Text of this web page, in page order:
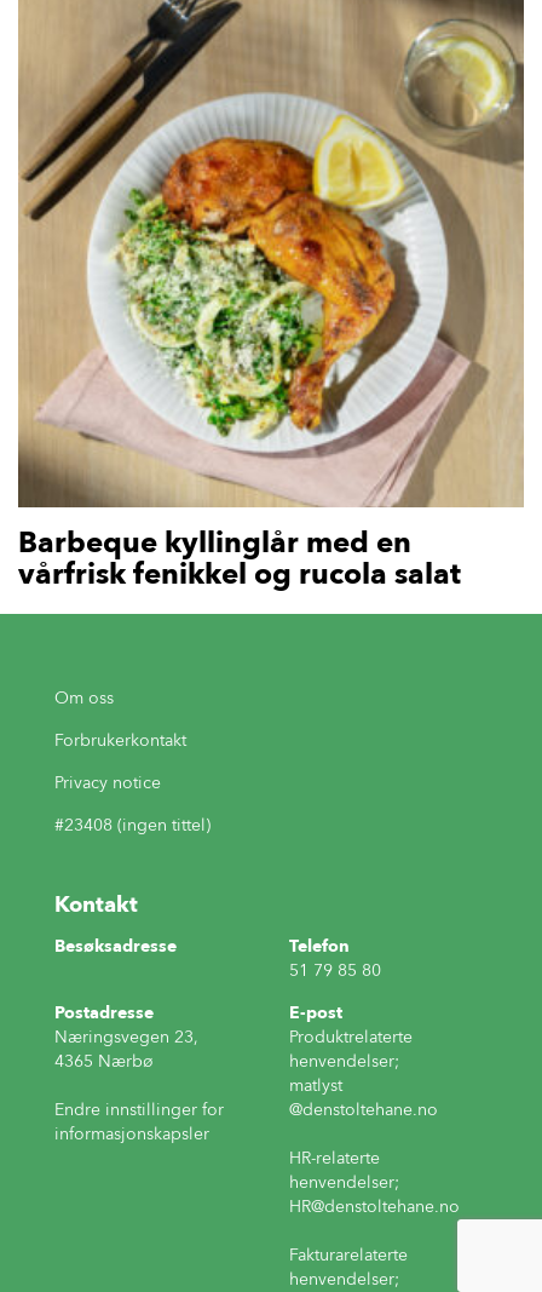
Barbeque kyllinglår med en
vårfrisk fenikkel og rucola salat
Om oss
Forbrukerkontakt
Privacy notice
#23408 (ingen tittel)
Kontakt
Besøksadresse
Telefon
51 79 85 80
Postadresse
Næringsvegen 23,
4365 Nærbø
Endre innstillinger for
informasjonskapsler
E-post
Produktrelaterte
henvendelser;
matlyst
@denstoltehane.no
HR-relaterte
henvendelser;
HR@denstoltehane.no
Fakturarelaterte
henvendelser;